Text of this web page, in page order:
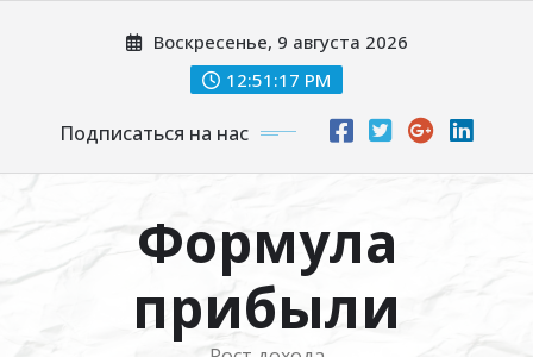
Воскресенье, 9 августа 2026
12:51:18 PM
Подписаться на нас
Формула
прибыли